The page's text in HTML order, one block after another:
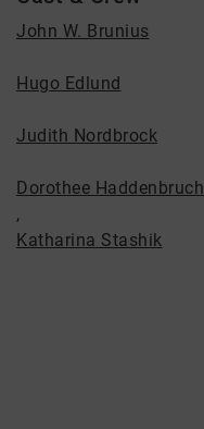
John W. Brunius
Hugo Edlund
Judith Nordbrock
Dorothee Haddenbruch
,
Katharina Stashik